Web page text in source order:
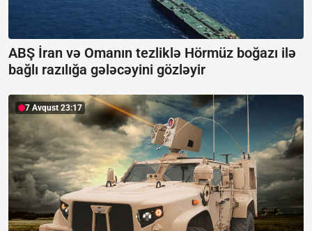
ABŞ İran və Omanın tezliklə Hörmüz boğazı ilə
bağlı razılığa gələcəyini gözləyir
7 Avqust 23:17